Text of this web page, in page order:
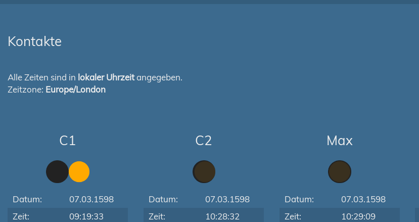
Kontakte
Alle Zeiten sind in lokaler Uhrzeitangegeben.
Zeitzone: Europe/London
C1
Datum:
07.03.1598
Zeit:
09:19:33
C2
Datum:
07.03.1598
Zeit:
10:28:32
Max
Datum:
07.03.1598
Zeit:
10:29:09